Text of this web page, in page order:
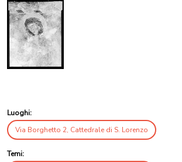
Luoghi:
Via Borghetto 2, Cattedrale di S. Lorenzo
Temi: